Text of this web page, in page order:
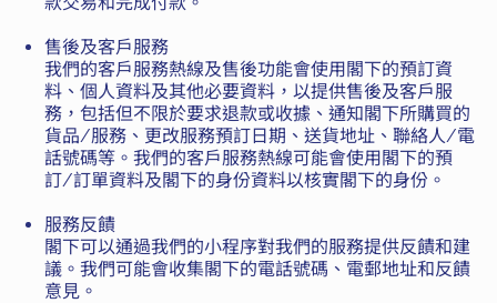
售後及客戶服務
我們的客戶服務熱線及售後功能會使用閣下的預訂資
料、個人資料及其他必要資料，以提供售後及客戶服
務，包括但不限於要求退款或收據、通知閣下所購買的
貨品/服務、更改服務預訂日期、送貨地址、聯絡人/電
話號碼等。我們的客戶服務熱線可能會使用閣下的預
訂/訂單資料及閣下的身份資料以核實閣下的身份。
服務反饋
閣下可以通過我們的小程序對我們的服務提供反饋和建
議。我們可能會收集閣下的電話號碼、電郵地址和反饋
意見。